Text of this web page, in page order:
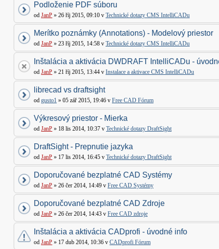
Podloženie PDF súboru
od JanP » 26 říj 2015, 09:10 v Technické dotazy CMS IntelliCADu
Merítko poznámky (Annotations) - Modelový priestor
od JanP » 23 říj 2015, 14:58 v Technické dotazy CMS IntelliCADu
Inštalácia a aktivácia DWDRAFT IntelliCADu -
od JanP » 21 říj 2015, 13:44 v Instalace a aktivace CMS IntelliCADu
librecad vs draftsight
od gusto1 » 05 zář 2015, 19:46 v Free CAD Fórum
Výkresový priestor - Mierka
od JanP » 18 lis 2014, 10:37 v Technické dotazy DraftSight
DraftSight - Prepnutie jazyka
od JanP » 17 lis 2014, 16:45 v Technické dotazy DraftSight
Doporučované bezplatné CAD Systémy
od JanP » 26 čer 2014, 14:49 v Free CAD Systémy
Doporučované bezplatné CAD Zdroje
od JanP » 26 čer 2014, 14:43 v Free CAD zdroje
Inštalácia a aktivácia CADprofi - úvodné info
od JanP » 17 dub 2014, 10:36 v CADprofi Fórum